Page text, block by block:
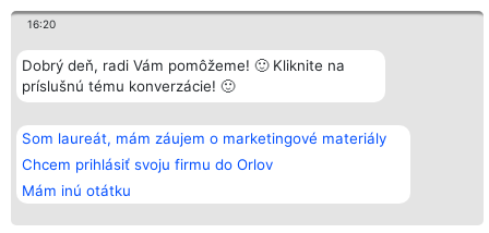
16:20
Dobrý deň, radi Vám pomôžeme! 🙂 Kliknite na
príslušnú tému konverzácie! 🙂
Som laureát, mám záujem o marketingové materiály
Chcem prihlásiť svoju firmu do Orlov
Mám inú otátku
ul. Ruska 22
Wrocław 50-079
KRS 0000749100 | Regon
381313360 | NIP 8943132676
+48 508 492 400
wszystkich
Podmienky
Obchodné
podmienky
Zásady
osobných
údajov